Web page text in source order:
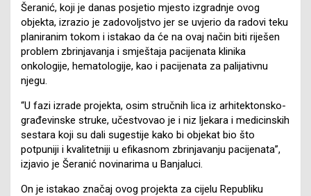
Šeranić, koji je danas posjetio mjesto izgradnje ovog
objekta, izrazio je zadovoljstvo jer se uvjerio da radovi teku
planiranim tokom i istakao da će na ovaj način biti riješen
problem zbrinjavanja i smještaja pacijenata klinika
onkologije, hematologije, kao i pacijenata za palijativnu
njegu.
“U fazi izrade projekta, osim stručnih lica iz arhitektonsko-
građevinske struke, učestvovao je i niz ljekara i medicinskih
sestara koji su dali sugestije kako bi objekat bio što
potpuniji i kvalitetniji u efikasnom zbrinjavanju pacijenata”,
izjavio je Šeranić novinarima u Banjaluci.
On je istakao značaj ovog projekta za cijelu Republiku